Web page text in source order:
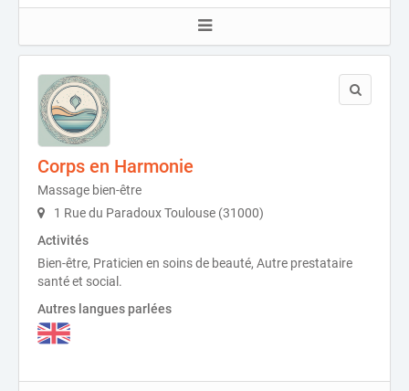
Corps en Harmonie
Massage bien-être
1 Rue du Paradoux Toulouse (31000)
Activités
Bien-être, Praticien en soins de beauté, Autre prestataire
santé et social.
Autres langues parlées